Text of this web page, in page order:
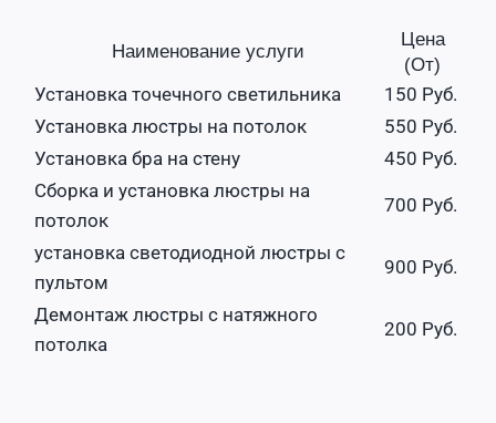
Наименование услуги
Цена
(От)
Установка точечного светильника
150 Руб.
Установка люстры на потолок
550 Руб.
Установка бра на стену
450 Руб.
Сборка и установка люстры на
потолок
700 Руб.
установка светодиодной люстры с
пультом
900 Руб.
Демонтаж люстры с натяжного
потолка
200 Руб.